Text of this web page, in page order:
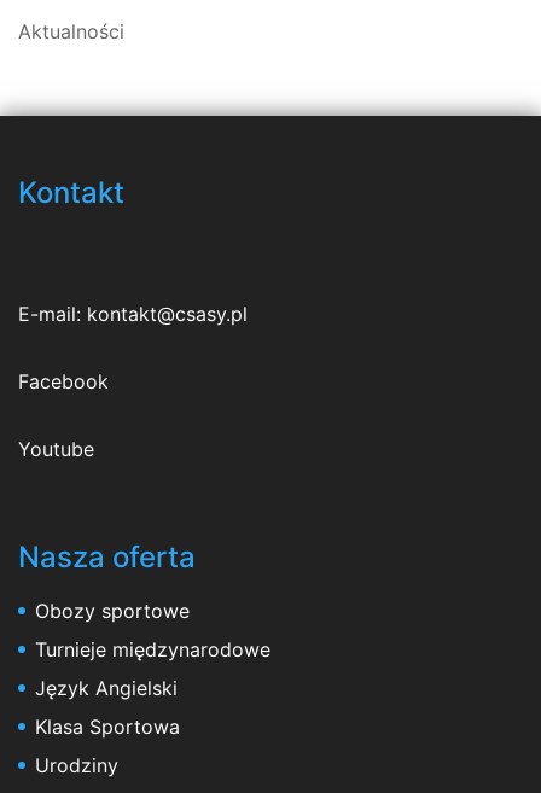
Aktualności
Kontakt
E-mail: kontakt@csasy.pl
Facebook
Youtube
Nasza oferta
Obozy sportowe
Turnieje międzynarodowe
Język Angielski
Klasa Sportowa
Urodziny